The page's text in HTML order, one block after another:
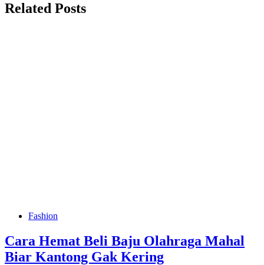
Related Posts
Fashion
Cara Hemat Beli Baju Olahraga Mahal
Biar Kantong Gak Kering